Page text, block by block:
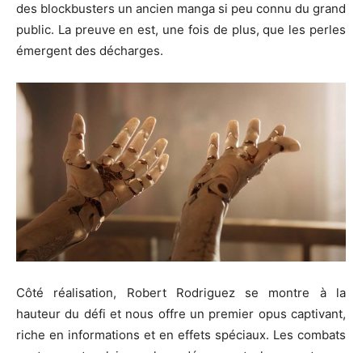
des blockbusters un ancien manga si peu connu du grand
public. La preuve en est, une fois de plus, que les perles
émergent des décharges.
Côté réalisation, Robert Rodriguez se montre à la
hauteur du défi et nous offre un premier opus captivant,
riche en informations et en effets spéciaux. Les combats